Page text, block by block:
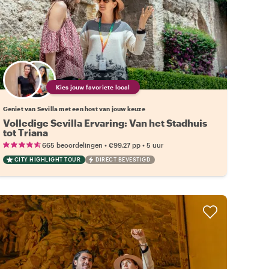
Kies jouw favoriete local
Geniet van Sevilla met een host van jouw keuze
Volledige Sevilla Ervaring: Van het Stadhuis
tot Triana
665 beoordelingen • €99.27 pp• 5 uur
CITY HIGHLIGHT TOUR DIRECT BEVESTIGD